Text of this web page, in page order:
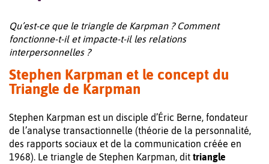
Qu’est-ce que le triangle de Karpman ? Comment
fonctionne-t-il et impacte-t-il les relations
interpersonnelles ?
Stephen Karpman et le concept du
Triangle de Karpman
Stephen Karpman est un disciple d’Éric Berne, fondateur
de l’analyse transactionnelle (théorie de la personnalité,
des rapports sociaux et de la communication créée en
1968). Le triangle de Stephen Karpman, dit triangle